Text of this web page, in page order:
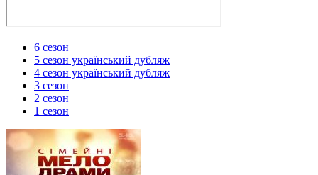
6 сезон
5 сезон український дубляж
4 сезон український дубляж
3 сезон
2 сезон
1 сезон